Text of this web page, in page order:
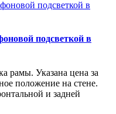
подсветкой в
рамы. Указана цена за
положение на стене.
и задней